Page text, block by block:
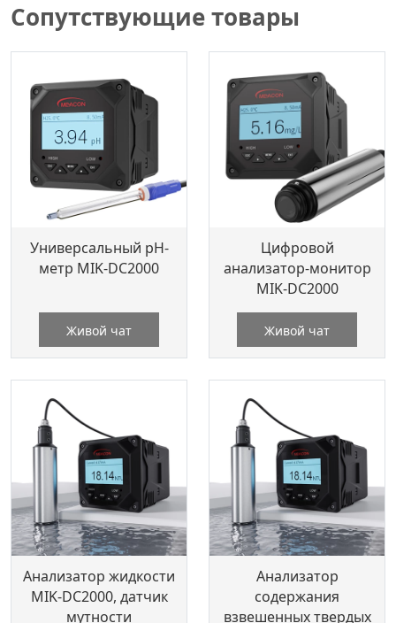
Сопутствующие товары
Универсальный pH-
метр MIK-DC2000
Живой чат
Цифровой
анализатор-монитор
MIK-DC2000
Живой чат
Анализатор жидкости
MIK-DC2000, датчик
мутности
Анализатор
содержания
взвешенных твердых